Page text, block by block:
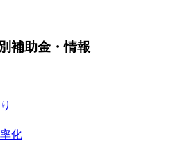
補助金・情報
化